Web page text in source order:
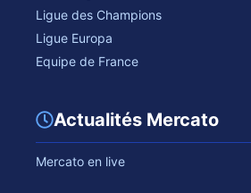
Ligue des Champions
Ligue Europa
Equipe de France
Actualités Mercato
Mercato en live